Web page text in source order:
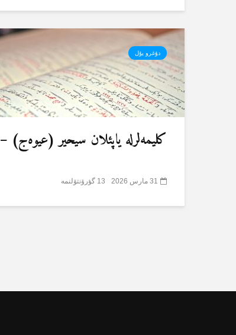
دۇغرو یۇل
کلیمەلرلە یاپئلان سیحیر (عیوەج) – 2
31 مارس 2026 13 گؤرۆنتۆلنمە